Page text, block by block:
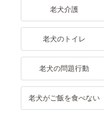
老犬介護
老犬のトイレ
老犬の問題行動
老犬がご飯を食べない